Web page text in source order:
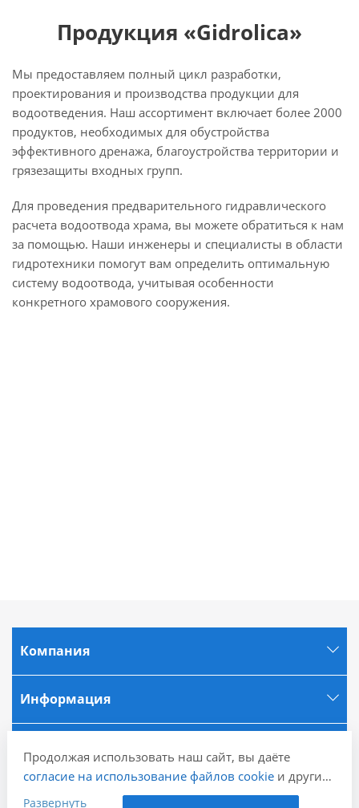
Продукция «Gidrolica»
Мы предоставляем полный цикл разработки,
проектирования и производства продукции для
водоотведения. Наш ассортимент включает более 2000
продуктов, необходимых для обустройства
эффективного дренажа, благоустройства территории и
грязезащиты входных групп.
Для проведения предварительного гидравлического
расчета водоотвода храма, вы можете обратиться к нам
за помощью. Наши инженеры и специалисты в области
гидротехники помогут вам определить оптимальную
систему водоотвода, учитывая особенности
конкретного храмового сооружения.
Компания
Информация
Наши контакты
Продолжая использовать наш сайт, вы даёте
согласие на использование файлов cookieи других
пользовательских данных (включая IP-адрес,
Развернуть